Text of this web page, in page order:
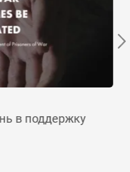
в поддержку